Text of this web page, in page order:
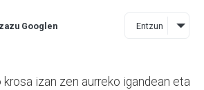
Googlen Entzun
izan zen aurreko igandean eta